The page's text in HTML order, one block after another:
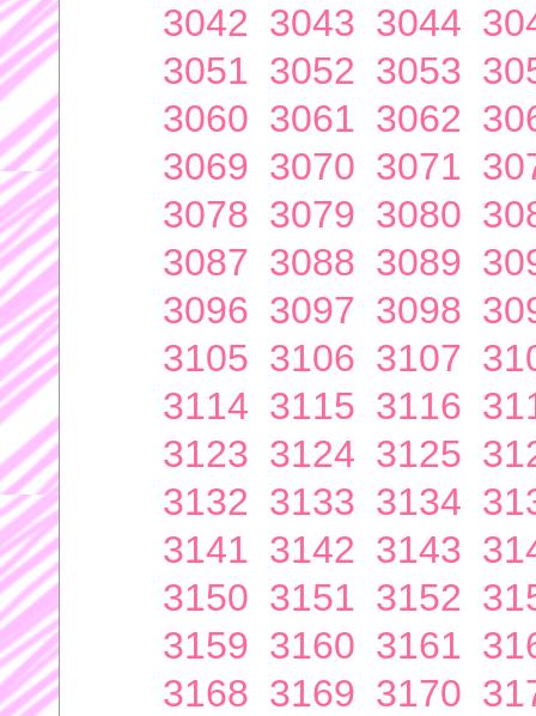
3042 3043 3044
3051 3052 3053
3060 3061 3062
3069 3070 3071
3078 3079 3080
3087 3088 3089
3096 3097 3098
3105 3106 3107
3114 3115 3116
3123 3124 3125
3132 3133 3134
3141 3142 3143
3150 3151 3152
3159 3160 3161
3168 3169 3170